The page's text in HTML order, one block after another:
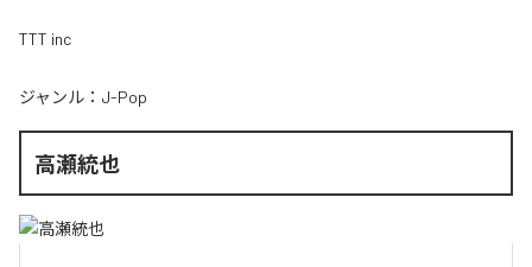
TTT inc
ジャンル： J-Pop
高瀬統也